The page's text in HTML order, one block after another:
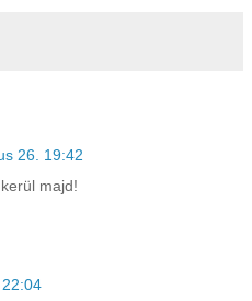
26. 19:42
majd!